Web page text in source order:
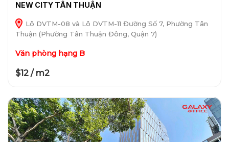
NEW CITY TÂN THUẬN
Lô DVTM-08 và Lô DVTM-11 Đường Số 7, Phường Tân
Thuận (Phường Tân Thuận Đông, Quận 7)
Văn phòng hạng B
$12 / m2